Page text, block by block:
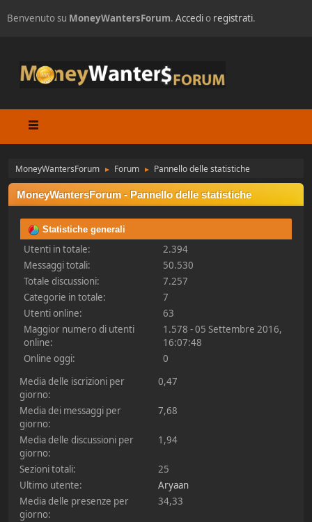
Benvenuto su MoneyWantersForum. Accedio registrati.
MoneyWantersForum ► Forum ► Pannello delle statistiche
MoneyWantersForum - Pannello delle statistiche
Statistiche generali
Utenti in totale:
2.394
Messaggi totali:
50.530
Totale discussioni:
7.257
Categorie in totale:
7
Utenti online:
63
Maggior numero di utenti
online:
1.578 - 05 Settembre 2016,
16:07:48
Online oggi:
0
Media delle iscrizioni per
giorno:
0,47
Media dei messaggi per
giorno:
7,68
Media delle discussioni per
giorno:
1,94
Sezioni totali:
25
Ultimo utente:
Aryaan
Media delle presenze per
giorno:
34,33